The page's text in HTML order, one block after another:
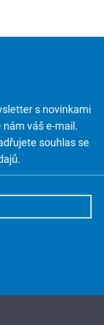
s novinkami
váš e-mail.
souhlas se